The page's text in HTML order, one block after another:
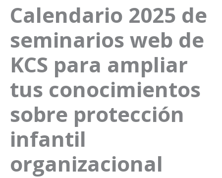
Calendario 2025 de
seminarios web de
KCS para ampliar
tus conocimientos
sobre protección
infantil
organizacional